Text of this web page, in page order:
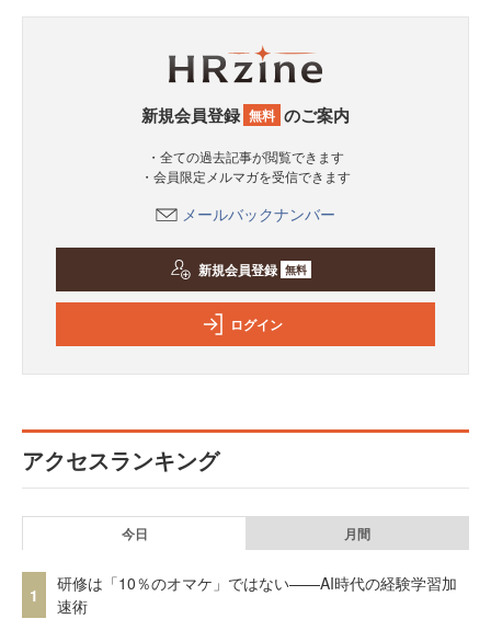
新規会員登録 無料 のご案内
・全ての過去記事が閲覧できます
・会員限定メルマガを受信できます
メールバックナンバー
新規会員登録 無料
ログイン
アクセスランキング
今日 月間
1
研修は「10％のオマケ」ではない——AI時代の経験学習加
速術